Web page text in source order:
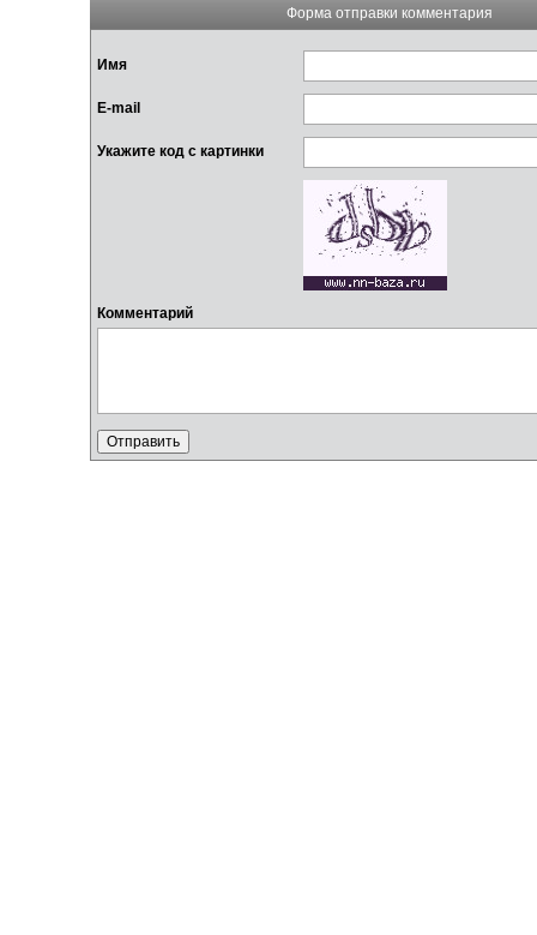
Форма отправки комментария
Имя
E-mail
Укажите код с картинки
Комментарий